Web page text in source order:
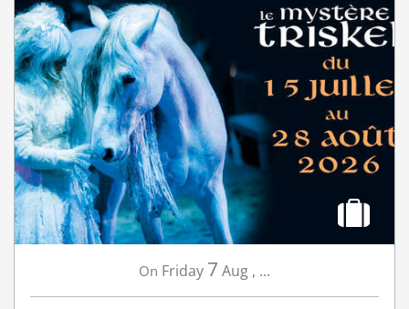
On Friday 7 Aug , ...